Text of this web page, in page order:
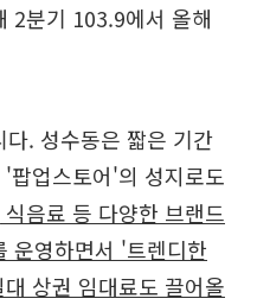
2분기 103.9에서 올해
. 성수동은 짧은 기간
팝업스토어'의 성지로도
음료 등 다양한 브랜드
운영하면서 '트렌디한
상권 임대료도 끌어올